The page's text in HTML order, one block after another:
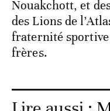
Une immense
de la diaspora
Nouakchott, et
des Lions de
frères.